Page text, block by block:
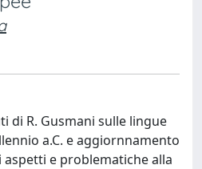
di R. Gusmani sulle lingue
a.C. e aggiornnamento
e problematiche alla